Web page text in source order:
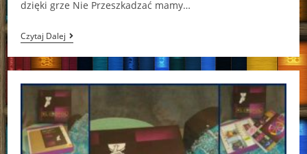
dzięki grze Nie Przeszkadzać mamy…
Czytaj DalejNie
Przeszkadzać
#grajzempikiem